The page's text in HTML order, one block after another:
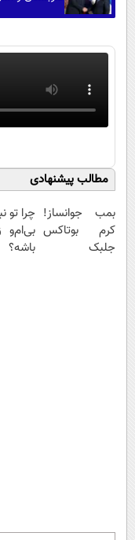
مطالب پیشنهادی
بمب جوانساز!
کرم بوتاکس
جلبک
چرا تو
بی‌ام‌و